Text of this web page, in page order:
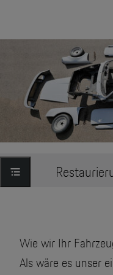
Fahrzeug konfigurieren
Taycan
Panamera
Neu- & Gebrauchtwagen
Zubehör
Zubehör Finder
Driver's Selection Online-Shop
Online Services
Frag Porsche
Porsche Connect
Wie wir Ihr
Als wäre es unser